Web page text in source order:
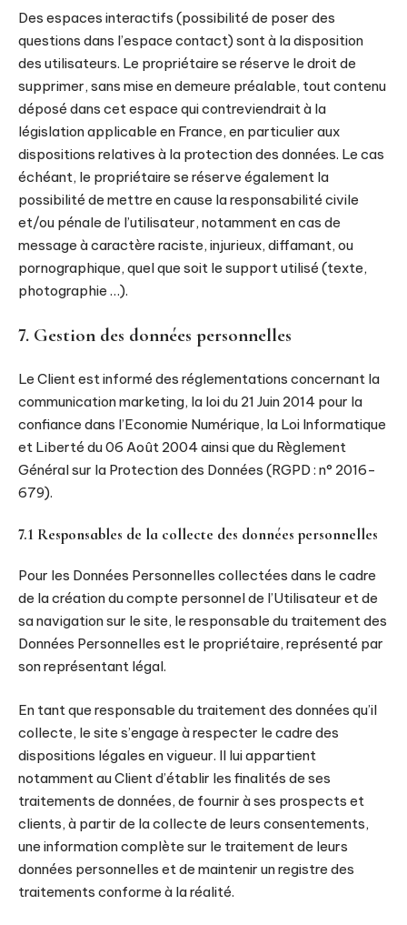
Des espaces interactifs (possibilité de poser des
questions dans l’espace contact) sont à la disposition
des utilisateurs. Le propriétaire se réserve le droit de
supprimer, sans mise en demeure préalable, tout contenu
déposé dans cet espace qui contreviendrait à la
législation applicable en France, en particulier aux
dispositions relatives à la protection des données. Le cas
échéant, le propriétaire se réserve également la
possibilité de mettre en cause la responsabilité civile
et/ou pénale de l’utilisateur, notamment en cas de
message à caractère raciste, injurieux, diffamant, ou
pornographique, quel que soit le support utilisé (texte,
photographie …).
7. Gestion des données personnelles
Le Client est informé des réglementations concernant la
communication marketing, la loi du 21 Juin 2014 pour la
confiance dans l’Economie Numérique, la Loi Informatique
et Liberté du 06 Août 2004 ainsi que du Règlement
Général sur la Protection des Données (RGPD : n° 2016-
679).
7.1 Responsables de la collecte des données personnelles
Pour les Données Personnelles collectées dans le cadre
de la création du compte personnel de l’Utilisateur et de
sa navigation sur le site, le responsable du traitement des
Données Personnelles est le propriétaire, représenté par
son représentant légal.
En tant que responsable du traitement des données qu’il
collecte, le site s’engage à respecter le cadre des
dispositions légales en vigueur. Il lui appartient
notamment au Client d’établir les finalités de ses
traitements de données, de fournir à ses prospects et
clients, à partir de la collecte de leurs consentements,
une information complète sur le traitement de leurs
données personnelles et de maintenir un registre des
traitements conforme à la réalité.